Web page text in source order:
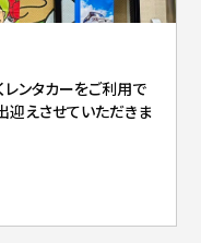
レンタカーをご利用で
迎えさせていただきま